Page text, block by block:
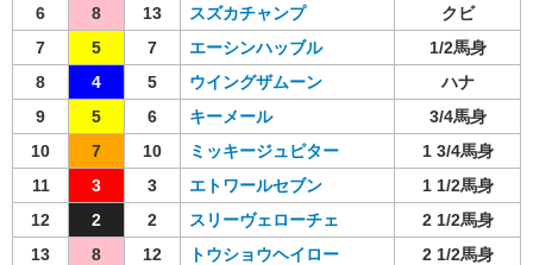
6
8 13 スズカチャンプ
クビ
7
5 7 エーシンハッブル
1/2馬身
8
4 5 ウイングザムーン
ハナ
9
5 6 キーメール
3/4馬身
10
7 10 ミッキージュピター
1 3/4馬身
11
3 3 エトワールセブン
1 1/2馬身
12
2 2 スリーヴェローチェ
2 1/2馬身
13
8 12 トウショウヘイロー 2 1/2馬身